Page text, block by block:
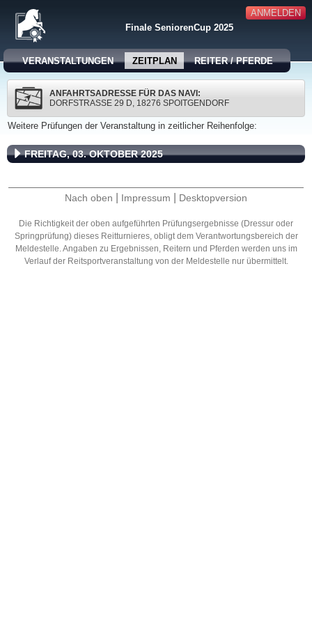
ANMELDEN
Finale SeniorenCup 2025
VERANSTALTUNGEN ZEITPLAN REITER / PFERDE
ANFAHRTSADRESSE FÜR DAS NAVI:
DORFSTRASSE 29 D, 18276 SPOITGENDORF
Weitere Prüfungen der Veranstaltung in zeitlicher Reihenfolge:
FREITAG, 03. OKTOBER 2025
Nach oben Impressum Desktopversion
Die Richtigkeit der oben aufgeführten Prüfungsergebnisse (Dressur oder
Springprüfung) dieses Reitturnieres, obligt dem Verantwortungsbereich der
Meldestelle. Angaben zu Ergebnissen, Reitern und Pferden werden uns im
Verlauf der Reitsportveranstaltung von der Meldestelle nur übermittelt.